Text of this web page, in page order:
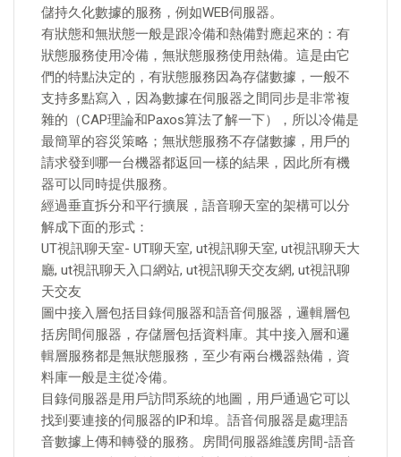
儲持久化數據的服務，例如WEB伺服器。
有狀態和無狀態一般是跟冷備和熱備對應起來的：有
狀態服務使用冷備，無狀態服務使用熱備。這是由它
們的特點決定的，有狀態服務因為存儲數據，一般不
支持多點寫入，因為數據在伺服器之間同步是非常複
雜的（CAP理論和Paxos算法了解一下），所以冷備是
最簡單的容災策略；無狀態服務不存儲數據，用戶的
請求發到哪一台機器都返回一樣的結果，因此所有機
器可以同時提供服務。
經過垂直拆分和平行擴展，語音聊天室的架構可以分
解成下面的形式：
UT視訊聊天室- UT聊天室, ut視訊聊天室, ut視訊聊天大
廳, ut視訊聊天入口網站, ut視訊聊天交友網, ut視訊聊
天交友
圖中接入層包括目錄伺服器和語音伺服器，邏輯層包
括房間伺服器，存儲層包括資料庫。其中接入層和邏
輯層服務都是無狀態服務，至少有兩台機器熱備，資
料庫一般是主從冷備。
目錄伺服器是用戶訪問系統的地圖，用戶通過它可以
找到要連接的伺服器的IP和埠。語音伺服器是處理語
音數據上傳和轉發的服務。房間伺服器維護房間-語音